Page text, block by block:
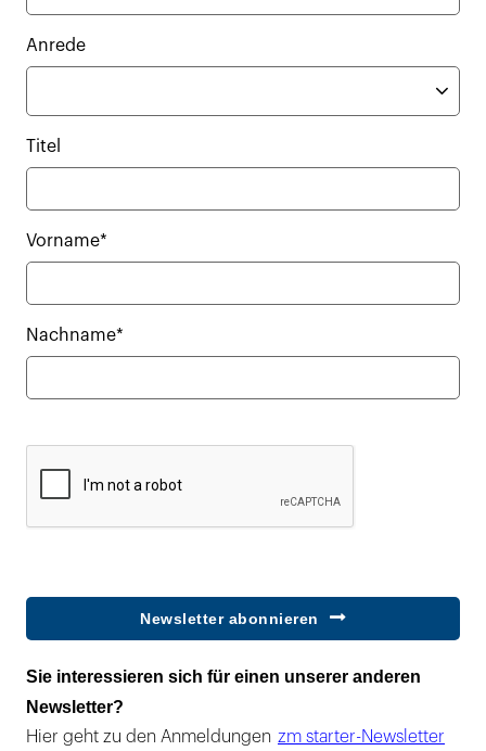
Anrede
Titel
Vorname*
Nachname*
Newsletter abonnieren
Sie interessieren sich für einen unserer anderen
Newsletter?
Hier geht zu den Anmeldungen zm starter-Newsletter